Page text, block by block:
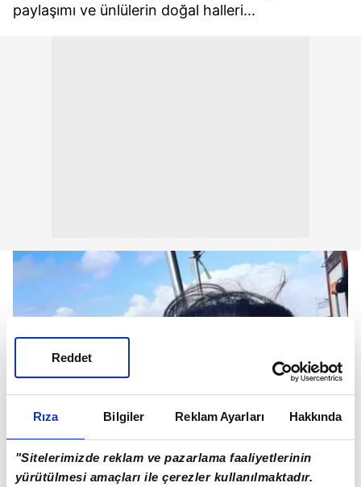
Rıza Bilgiler Reklam Ayarları Hakkında
"Sitelerimizde reklam ve pazarlama faaliyetlerinin
yürütülmesi amaçları ile çerezler kullanılmaktadır.
Reddet
paylaşımı ve ünlülerin doğal halleri...